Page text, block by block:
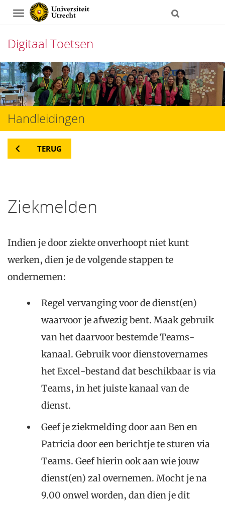
Navigation
Digitaal Toetsen
Direct
naar
het
inhoud
Handleidingen
TERUG
Ziekmelden
Indien je door ziekte onverhoopt niet kunt
werken, dien je de volgende stappen te
ondernemen:
Regel vervanging voor de dienst(en)
waarvoor je afwezig bent. Maak gebruik
van het daarvoor bestemde Teams-
kanaal. Gebruik voor dienstovernames
het Excel-bestand dat beschikbaar is via
Teams, in het juiste kanaal van de
dienst.
Geef je ziekmelding door aan Ben en
Patricia door een berichtje te sturen via
Teams. Geef hierin ook aan wie jouw
dienst(en) zal overnemen. Mocht je na
9.00 onwel worden, dan dien je dit